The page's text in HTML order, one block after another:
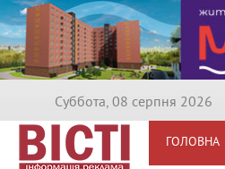
Суббота, 08 серпня 2026
ГОЛОВНА